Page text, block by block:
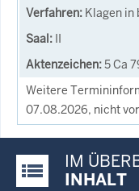
Klagen
II
5 Ca
Weitere
07.08.2026, nicht
Justiz-Portal im
IM
INHALT